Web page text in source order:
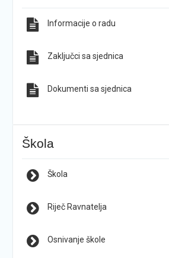
Informacije o radu
Zaključci sa sjednica
Dokumenti sa sjednica
Škola
Škola
Riječ Ravnatelja
Osnivanje škole